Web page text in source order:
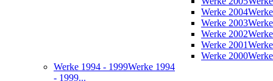
Werke 2004
Werke 2003
Werke 2002
Werke 2001
Werke 2000
Werke 1994 - 1999Werke 1994
- 1999...